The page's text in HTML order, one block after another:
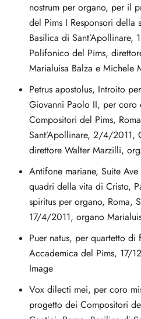
nostrum per organo, per il
del Pims I Responsori della
Basilica di
Polifonico del Pims,
Marialuisa Balza e Michele
Petrus apostolus, Introito
Giovanni Paolo II, per
Compositori del Pims,
Sant’Apollinare, 2/4/2011,
direttore Walter Marzilli,
Antifone mariane, Suite
quadri della vita di Cristo,
spiritus per organo, Roma,
17/4/2011, organo
Puer natus, per quartetto di
Accademica del Pims, 17/
Image
Vox dilecti mei, per coro
progetto dei Compositori